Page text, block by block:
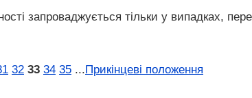
запроваджується тільки у випадках,
32 33 34 35 ...Прикінцеві положення